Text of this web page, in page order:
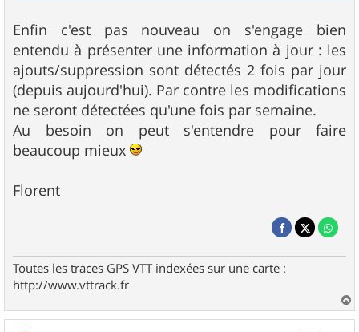
Enfin c'est pas nouveau on s'engage bien
entendu à présenter une information à jour : les
ajouts/suppression sont détectés 2 fois par jour
(depuis aujourd'hui). Par contre les modifications
ne seront détectées qu'une fois par semaine.
Au besoin on peut s'entendre pour faire
beaucoup mieux
Florent
Toutes les traces GPS VTT indexées sur une carte :
http://www.vttrack.fr
a
u